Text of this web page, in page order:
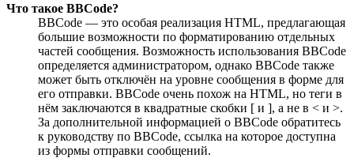
Что такое BBCode?
BBCode — это особая реализация HTML, предлагающая
большие возможности по форматированию отдельных
частей сообщения. Возможность использования BBCode
определяется администратором, однако BBCode также
может быть отключён на уровне сообщения в форме для
его отправки. BBCode очень похож на HTML, но теги в
нём заключаются в квадратные скобки [ и ], а не в < и >.
За дополнительной информацией о BBCode обратитесь
к руководству по BBCode, ссылка на которое доступна
из формы отправки сообщений.